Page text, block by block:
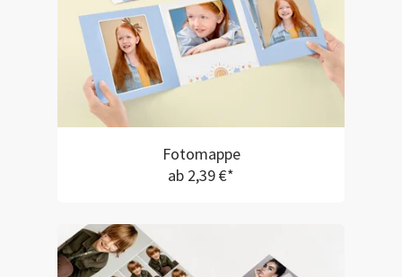
Fotomappe
ab 2,39 €*